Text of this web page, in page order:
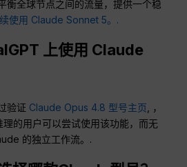
衡全球节点之间的流量，提供一个稳
使用 Claude Sonnet 5。.
上使用 Claude
验证 Claude Opus 4.8 型号主页 , ，
的用户可以尝试使用该功能，而无
的独立工作流。.